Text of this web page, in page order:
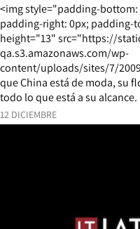
12 DICIEMBRE
<img style="padding-
padding-right: 0px;
height="13" src="https://
qa.s3.amazonaws.com/wp-
content/uploads/sites/7/
que China está de moda, su
todo lo que está a su alcance.